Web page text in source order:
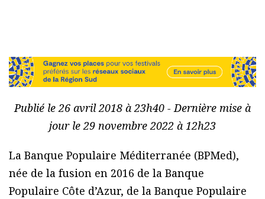
Publié le 26 avril 2018 à 23h40 - Dernière mise à
jour le 29 novembre 2022 à 12h23
La Banque Populaire Méditerranée (BPMed),
née de la fusion en 2016 de la Banque
Populaire Côte d’Azur, de la Banque Populaire